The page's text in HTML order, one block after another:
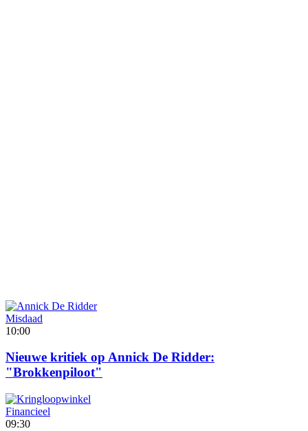
Misdaad
10:00
Nieuwe kritiek op Annick De Ridder:
"Brokkenpiloot"
Financieel
09:30